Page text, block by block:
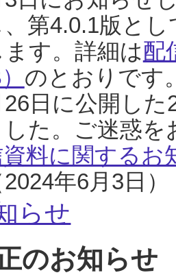
、第4.0.1版と
す。詳細は配
のとおりです
日に公開し
した。ご迷惑
料に関するお
年6月3日）
らせ
のお知らせ